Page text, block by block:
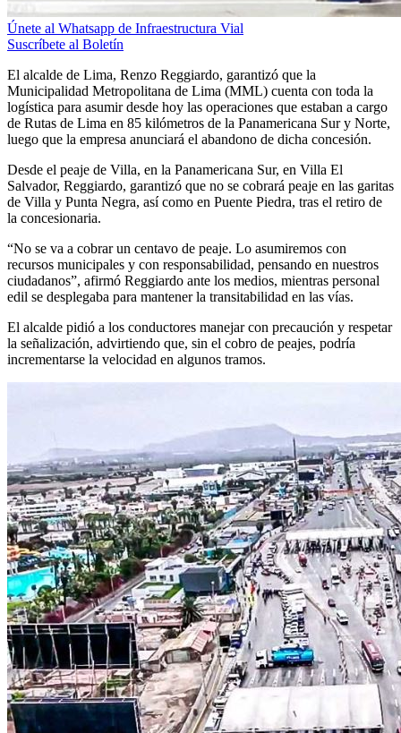
Únete al Whatsapp de Infraestructura Vial
Suscríbete al Boletín
El alcalde de Lima, Renzo Reggiardo, garantizó que la
Municipalidad Metropolitana de Lima (MML) cuenta con toda la
logística para asumir desde hoy las operaciones que estaban a cargo
de Rutas de Lima en 85 kilómetros de la Panamericana Sur y Norte,
luego que la empresa anunciará el abandono de dicha concesión.
Desde el peaje de Villa, en la Panamericana Sur, en Villa El
Salvador, Reggiardo, garantizó que no se cobrará peaje en las garitas
de Villa y Punta Negra, así como en Puente Piedra, tras el retiro de
la concesionaria.
“No se va a cobrar un centavo de peaje. Lo asumiremos con
recursos municipales y con responsabilidad, pensando en nuestros
ciudadanos”, afirmó Reggiardo ante los medios, mientras personal
edil se desplegaba para mantener la transitabilidad en las vías.
El alcalde pidió a los conductores manejar con precaución y respetar
la señalización, advirtiendo que, sin el cobro de peajes, podría
incrementarse la velocidad en algunos tramos.